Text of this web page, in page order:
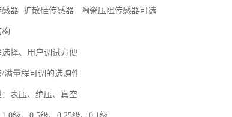
感器 扩散硅传感器 陶瓷压阻传感器可选
构
选择、用户调试方便
满量程可调的选购件
：表压、绝压、真空